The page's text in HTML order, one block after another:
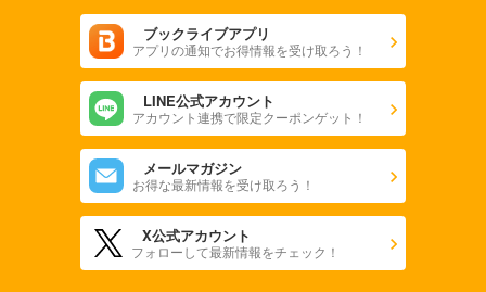
ブックライブアプリ
アプリの通知でお得情報を受け取ろう！
LINE公式アカウント
アカウント連携で限定クーポンゲット！
メールマガジン
お得な最新情報を受け取ろう！
X公式アカウント
フォローして最新情報をチェック！